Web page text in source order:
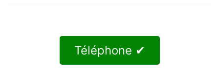
Téléphone ✔